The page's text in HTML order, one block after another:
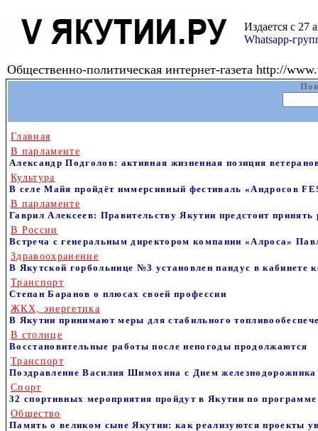
Издается с 27
Whatsapp-
Общественно-политическая интернет-газета http://
Главная
В парламенте
Александр Подголов: активная жизненная позиция
Культура
В селе Майя пройдёт иммерсивный фестиваль «Андросов
В парламенте
Гаврил Алексеев: Правительству Якутии предстоит
В России
Встреча с генеральным директором компании «Алроса»
Здравоохранение
В Якутской горбольнице №3 установлен пандус в кабинете
Транспорт
Степан Баранов о плюсах своей профессии
ЖКХ, энергетика
В Якутии принимают меры для стабильного
В столице
Восстановительные работы после непогоды продолжаются
Транспорт
Поздравление Василия Шимохина с Днем железнодорожника
Спорт
32 спортивных мероприятия пройдут в Якутии по
Общество
Память о великом сыне Якутии: как реализуются проекты